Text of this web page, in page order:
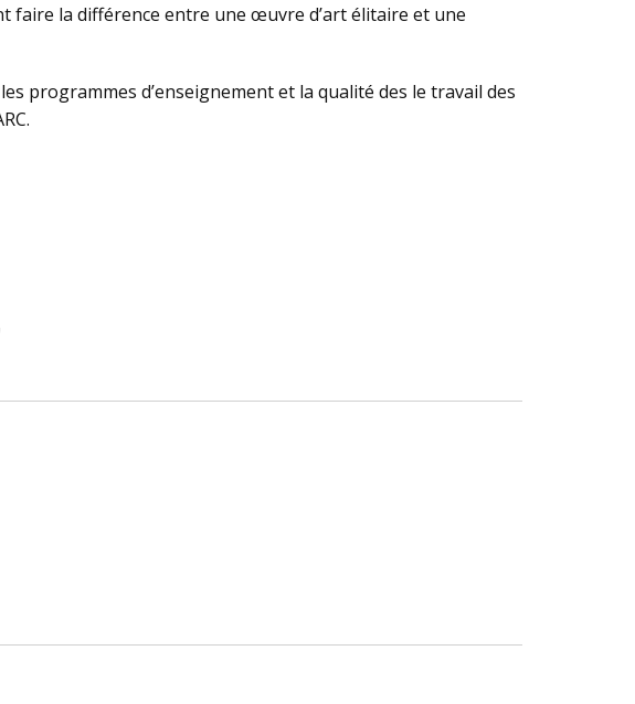
faire la différence entre une œuvre d’art élitaire et une
programmes d’enseignement et la qualité des le travail des